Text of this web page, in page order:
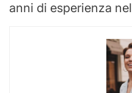
anni di esperienza